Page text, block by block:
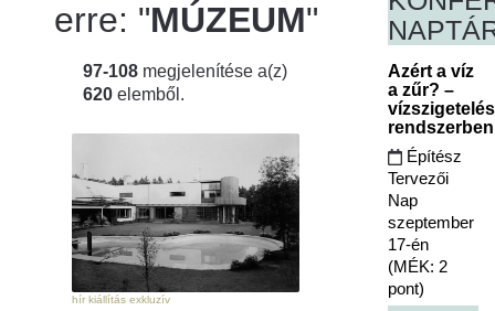
erre: "MÚZEUM"
97-108 megjelenítése a(z)
620 elemből.
hír kiállítás exkluzív
Azért a víz
a zűr? –
Építész
Tervezői
Nap
szeptember
17-én
(MÉK: 2
pont)